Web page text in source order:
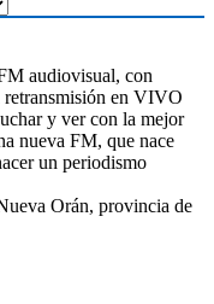
audiovisual, con
en VIVO
y ver con la mejor
nueva FM, que nace
un periodismo
Orán, provincia de